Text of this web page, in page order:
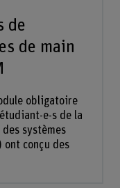
de
de main
obligatoire
e-s de la
systèmes
ont conçu des